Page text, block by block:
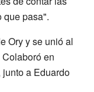
que pasa".
Ory y se unió al
en
junto a Eduardo